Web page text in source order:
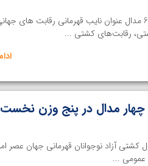
خانه کشتی | تیم ملی کشتی آزاد نوجوانان با کسب 6 مدال عنوان نایب قهرمانی
رقابت‌های کشتی ...
چهار مدال در پنج وزن
های رده بندی و فینال 5 وزن اول کشتی آزاد نوجوانان قهرمانی
عمومی ...